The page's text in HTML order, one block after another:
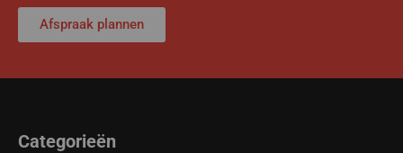
Afspraak plannen
Categorieën